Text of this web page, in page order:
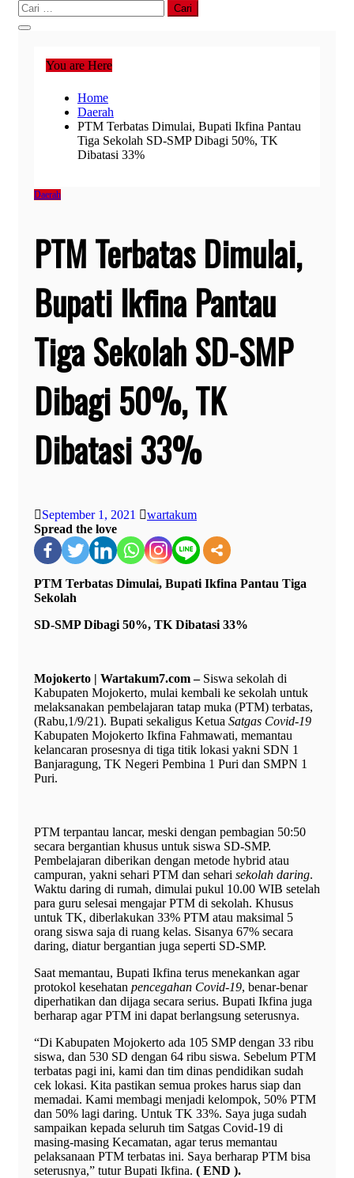
Cari
untuk:
You are Here
Home
Daerah
PTM Terbatas Dimulai, Bupati Ikfina Pantau
Tiga Sekolah SD-SMP Dibagi 50%, TK
Dibatasi 33%
Daerah
PTM Terbatas Dimulai,
Bupati Ikfina Pantau
Tiga Sekolah SD-SMP
Dibagi 50%, TK
Dibatasi 33%
September 1, 2021
wartakum
Spread the love
PTM Terbatas Dimulai, Bupati Ikfina Pantau Tiga
Sekolah
SD-SMP Dibagi 50%, TK Dibatasi 33%
Mojokerto | Wartakum7.com –Siswa sekolah di
Kabupaten Mojokerto, mulai kembali ke sekolah untuk
melaksanakan pembelajaran tatap muka (PTM) terbatas,
(Rabu,1/9/21). Bupati sekaligus Ketua Satgas Covid-19
Kabupaten Mojokerto Ikfina Fahmawati, memantau
kelancaran prosesnya di tiga titik lokasi yakni SDN 1
Banjaragung, TK Negeri Pembina 1 Puri dan SMPN 1
Puri.
PTM terpantau lancar, meski dengan pembagian 50:50
secara bergantian khusus untuk siswa SD-SMP.
Pembelajaran diberikan dengan metode hybrid atau
campuran, yakni sehari PTM dan sehari sekolah daring.
Waktu daring di rumah, dimulai pukul 10.00 WIB setelah
para guru selesai mengajar PTM di sekolah. Khusus
untuk TK, diberlakukan 33% PTM atau maksimal 5
orang siswa saja di ruang kelas. Sisanya 67% secara
daring, diatur bergantian juga seperti SD-SMP.
Saat memantau, Bupati Ikfina terus menekankan agar
protokol kesehatan pencegahan Covid-19, benar-benar
diperhatikan dan dijaga secara serius. Bupati Ikfina juga
berharap agar PTM ini dapat berlangsung seterusnya.
“Di Kabupaten Mojokerto ada 105 SMP dengan 33 ribu
siswa, dan 530 SD dengan 64 ribu siswa. Sebelum PTM
terbatas pagi ini, kami dan tim dinas pendidikan sudah
cek lokasi. Kita pastikan semua prokes harus siap dan
memadai. Kami membagi menjadi kelompok, 50% PTM
dan 50% lagi daring. Untuk TK 33%. Saya juga sudah
sampaikan kepada seluruh tim Satgas Covid-19 di
masing-masing Kecamatan, agar terus memantau
pelaksanaan PTM terbatas ini. Saya berharap PTM bisa
seterusnya,” tutur Bupati Ikfina. ( END ).